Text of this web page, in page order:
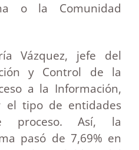
o la Comunidad
Vázquez, jefe del
y Control de la
a la Información,
el tipo de entidades
proceso. Así, la
pasó de 7,69% en